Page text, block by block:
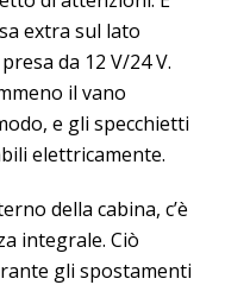
extra sul lato
da 12 V/24 V.
il vano
e gli specchietti
elettricamente.
della cabina, c’è
integrale. Ciò
gli spostamenti